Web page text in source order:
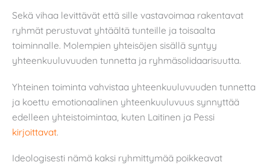
Sekä vihaa levittävät että sille vastavoimaa rakentavat
ryhmät perustuvat yhtäältä tunteille ja toisaalta
toiminnalle. Molempien yhteisöjen sisällä syntyy
yhteenkuuluvuuden tunnetta ja ryhmäsolidaarisuutta.
Yhteinen toiminta vahvistaa yhteenkuuluvuuden tunnetta
ja koettu emotionaalinen yhteenkuuluvuus synnyttää
edelleen yhteistoimintaa, kuten Laitinen ja Pessi
kirjoittavat.
Ideologisesti nämä kaksi ryhmittymää poikkeavat